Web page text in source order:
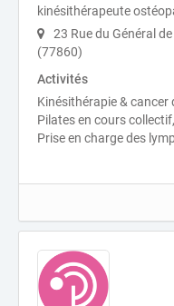
kinésithérapeute
23 Rue du Général
(77860)
Activités
Kinésithérapie & cancer
Pilates en cours
Prise en charge des